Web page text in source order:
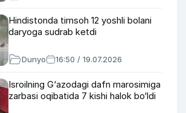
Hindistonda timsoh 12 yoshli bolani
daryoga sudrab ketdi
Dunyo 16:50 / 19.07.2026
Isroilning G‘azodagi dafn marosimiga
zarbasi oqibatida 7 kishi halok bo‘ldi